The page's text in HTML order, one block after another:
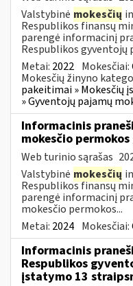
Valstybinė mokesčių
Respublikos finansų
parengė informacinį
Respublikos gyventojų
Metai: 2022 Mokesčiai:
Mokesčių žinyno
pakeitimai » Mokesčių
» Gyventojų pajamų
Informacinis
mokesčio
Web turinio sąrašas
Valstybinė mokesčių
Respublikos finansų
parengė informacinį
mokesčio permokos...
Metai: 2024 Mokesčiai:
Informacinis
Respublikos
įstatymo 13